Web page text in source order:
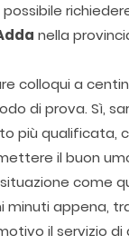
nella
colloqui a
di prova. Sì,
più qualificata,
il buon
come
appena,
il servizio